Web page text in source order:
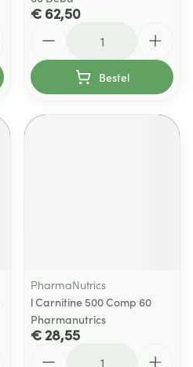
€ 62,50
Bestel
PharmaNutrics
l Carnitine 500 Comp 60
Pharmanutrics
€ 28,55